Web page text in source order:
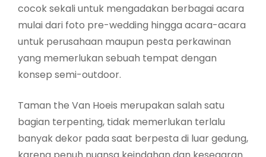
cocok sekali untuk mengadakan berbagai acara
mulai dari foto pre-wedding hingga acara-acara
untuk perusahaan maupun pesta perkawinan
yang memerlukan sebuah tempat dengan
konsep semi-outdoor.
Taman the Van Hoeis merupakan salah satu
bagian terpenting, tidak memerlukan terlalu
banyak dekor pada saat berpesta di luar gedung,